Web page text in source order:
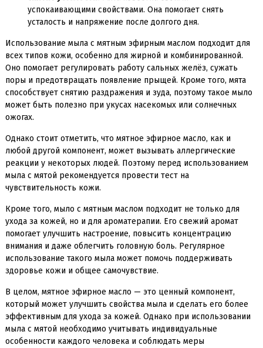
успокаивающими свойствами. Она помогает снять
усталость и напряжение после долгого дня.
Использование мыла с мятным эфирным маслом подходит для
всех типов кожи, особенно для жирной и комбинированной.
Оно помогает регулировать работу сальных желёз, сужать
поры и предотвращать появление прыщей. Кроме того, мята
способствует снятию раздражения и зуда, поэтому такое мыло
может быть полезно при укусах насекомых или солнечных
ожогах.
Однако стоит отметить, что мятное эфирное масло, как и
любой другой компонент, может вызывать аллергические
реакции у некоторых людей. Поэтому перед использованием
мыла с мятой рекомендуется провести тест на
чувствительность кожи.
Кроме того, мыло с мятным маслом подходит не только для
ухода за кожей, но и для ароматерапии. Его свежий аромат
помогает улучшить настроение, повысить концентрацию
внимания и даже облегчить головную боль. Регулярное
использование такого мыла может помочь поддерживать
здоровье кожи и общее самочувствие.
В целом, мятное эфирное масло — это ценный компонент,
который может улучшить свойства мыла и сделать его более
эффективным для ухода за кожей. Однако при использовании
мыла с мятой необходимо учитывать индивидуальные
особенности каждого человека и соблюдать меры